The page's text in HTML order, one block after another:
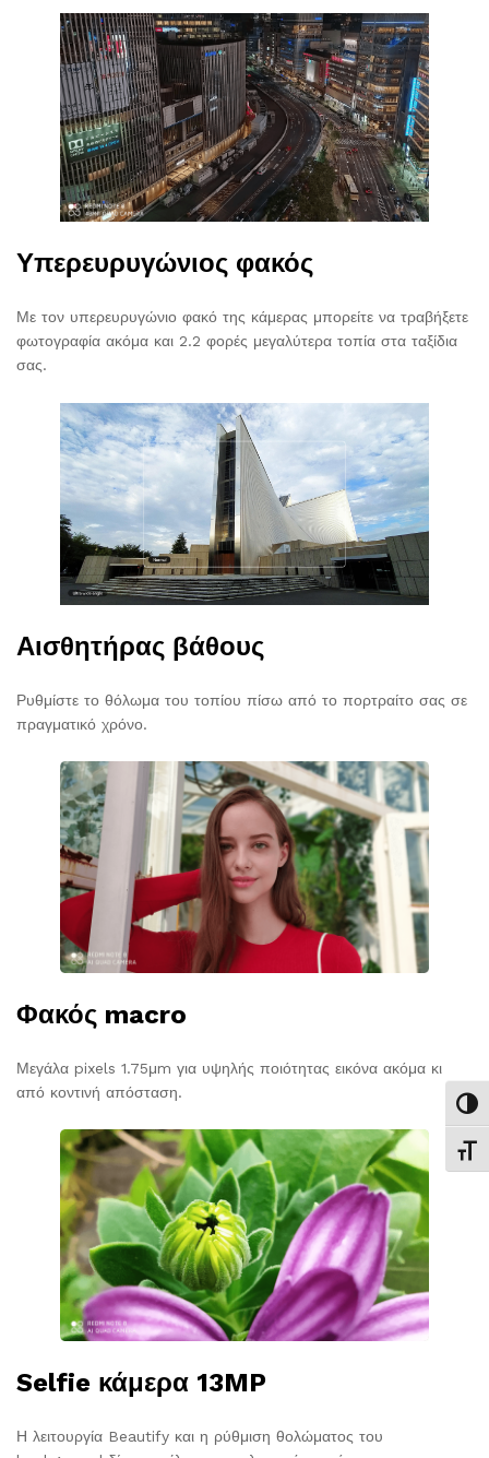
Υπερευρυγώνιος φακός
Με τον υπερευρυγώνιο φακό της κάμερας μπορείτε να τραβήξετε
φωτογραφία ακόμα και 2.2 φορές μεγαλύτερα τοπία στα ταξίδια
σας.
Αισθητήρας βάθους
Ρυθμίστε το θόλωμα του τοπίου πίσω από το πορτραίτο σας σε
πραγματικό χρόνο.
Φακός macro
Μεγάλα pixels 1.75μm για υψηλής ποιότητας εικόνα ακόμα κι
από κοντινή απόσταση.
Selfie κάμερα 13MP
Η λειτουργία Beautify και η ρύθμιση θολώματος του